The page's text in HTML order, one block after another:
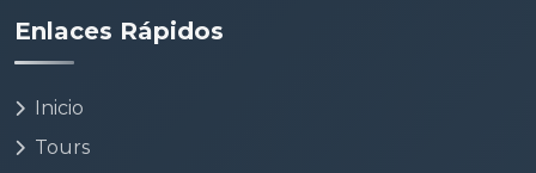
Enlaces Rápidos
Inicio
Tours